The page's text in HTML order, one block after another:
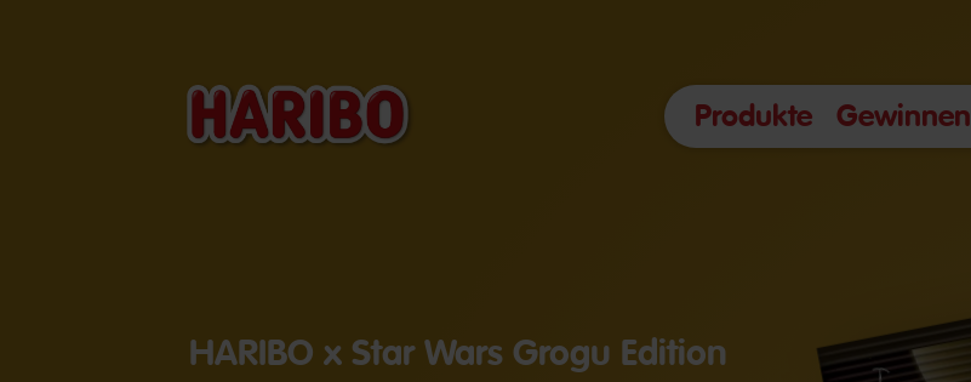
Produkte Gewinnen
HARIBO x Star Wars Grogu Edition